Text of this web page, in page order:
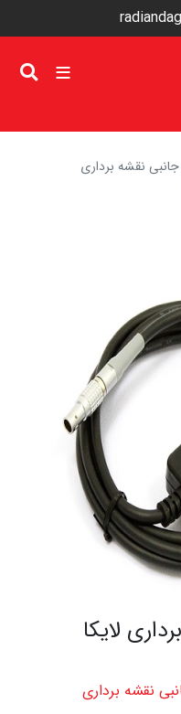
جانبی نقشه برداری
لایکا
نقشه برداری